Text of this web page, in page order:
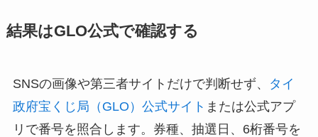
結果はGLO公式で確認する
SNSの画像や第三者サイトだけで判断せず、
タイ
政府宝くじ局（GLO）公式サイト または公式アプ
リで番号を照合します。券種、抽選日、6桁番号を